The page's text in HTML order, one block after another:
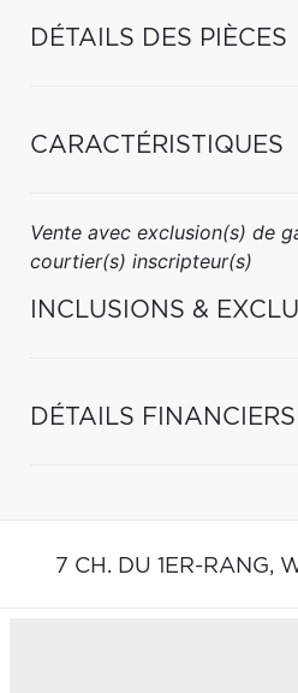
DÉTAILS DES PIÈCES
CARACTÉRISTIQUES
Vente avec exclusion(s) de
courtier(s) inscripteur(s)
INCLUSIONS &
DÉTAILS FINANCIERS
7 CH. DU 1ER-RANG,